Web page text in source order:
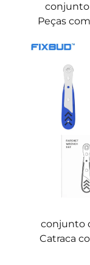
Peças
conjunto
Catraca